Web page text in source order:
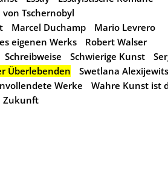
Tschernobyl
Marcel Duchamp
Mario Levrero
eigenen Werks
Robert Walser
Schreibweise Schwierige Kunst
Überlebenden
Swetlana
Werke
Wahre Kunst ist
Zukunft